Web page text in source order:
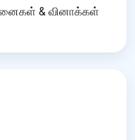
& வினாக்கள்